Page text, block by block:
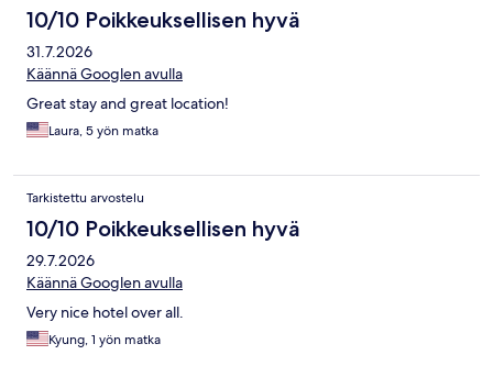
10/10 Poikkeuksellisen hyvä
31.7.2026
Käännä Googlen avulla
Great stay and great location!
Laura, 5 yön matka
Tarkistettu arvostelu
10/10 Poikkeuksellisen hyvä
29.7.2026
Käännä Googlen avulla
Very nice hotel over all.
Kyung, 1 yön matka